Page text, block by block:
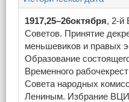
1917,25–26октября, 2-й
Советов. Принятие
меньшевиков и правых
Образование
Временного
Совета народных
Лениным. Избрание